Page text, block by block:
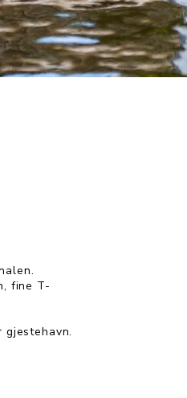
fine T-
gjestehavn.